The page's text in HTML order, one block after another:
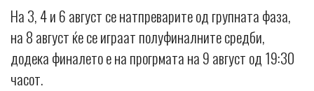
На 3, 4 и 6 август се натпреварите од групната фаза,
на 8 август ќе се играат полуфиналните средби,
додека финалето е на прогрмата на 9 август од 19:30
часот.